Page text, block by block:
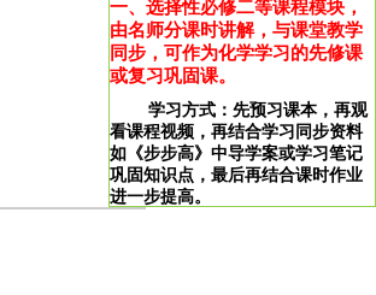
一、选择性必修二等课程模块，
由名师分课时讲解，与课堂教学
同步，可作为化学学习的先修课
或复习巩固课。
学习方式：先预习课本，再观
看课程视频，再结合学习同步资料
如《步步高》中导学案或学习笔记
巩固知识点，最后再结合课时作业
进一步提高。